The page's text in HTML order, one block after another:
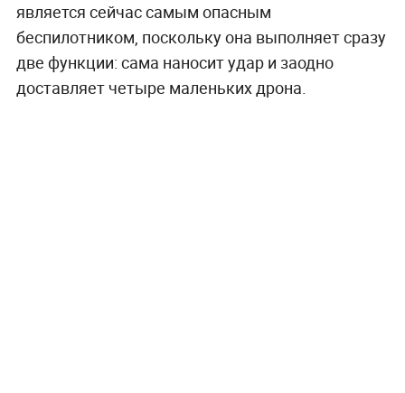
является сейчас самым опасным
беспилотником, поскольку она выполняет сразу
две функции: сама наносит удар и заодно
доставляет четыре маленьких дрона.